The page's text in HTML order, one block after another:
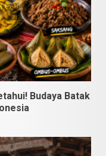
Budaya Batak
Tanah